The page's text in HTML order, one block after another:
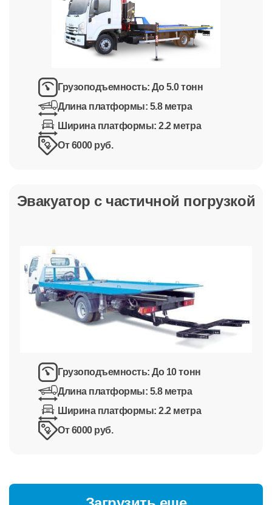
Грузоподъемность:До 5.0 тонн
Длина платформы: 5.8 метра
Ширина платформы:2.2 метра
От 6000 руб.
Эвакуатор с частичной погрузкой
Грузоподъемность:До 10 тонн
Длина платформы: 5.8 метра
Ширина платформы:2.2 метра
От 6000 руб.